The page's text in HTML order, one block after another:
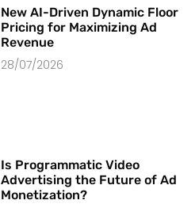
New AI-Driven Dynamic Floor
Pricing for Maximizing Ad
Revenue
28/07/2026
Is Programmatic Video
Advertising the Future of Ad
Monetization?